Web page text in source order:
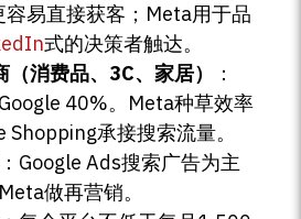
容易直接获客；Meta用于品
式的决策者触达。
消费品、3C、家居）
：
40%。Meta种草效率
Shopping承接搜索流量。
：Google Ads搜索广告为主
做再营销。